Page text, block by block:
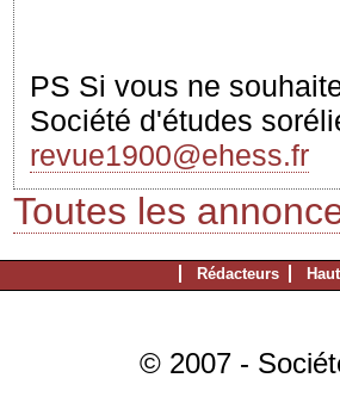
PS Si vous ne
Société d'études
revue1900@ehess.fr
Toutes les
Rédacteurs
© 2007 -